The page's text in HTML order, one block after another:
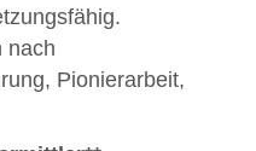
nach
Pionierarbeit,